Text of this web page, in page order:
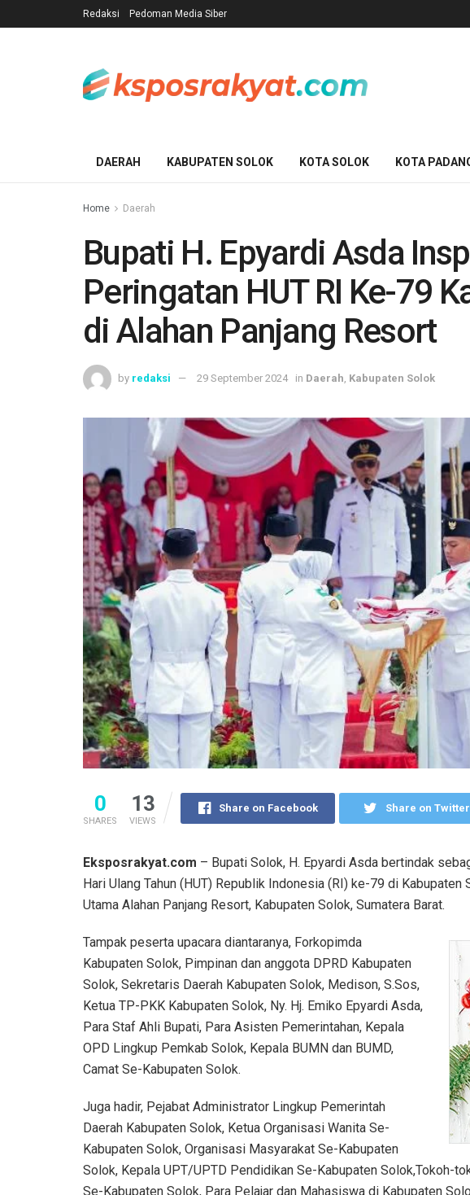
Redaksi Pedoman Media Siber
DAERAH KABUPATEN SOLOK KOTA SOLOK KOTA
Home Daerah
Bupati H. Epyardi Asda
Peringatan HUT RI Ke-79
di Alahan Panjang Resort
by redaksi 29 September 2024 in Daerah Kabupaten Solok
0
SHARES
13
VIEWS
Share on Facebook Share on Twitter
Eksposrakyat.com – Bupati Solok, H. Epyardi Asda bertindak
Hari Ulang Tahun (HUT) Republik Indonesia (RI) ke-79 di
Utama Alahan Panjang Resort, Kabupaten Solok, Sumatera Barat.
Tampak peserta upacara diantaranya, Forkopimda
Kabupaten Solok, Pimpinan dan anggota DPRD Kabupaten
Solok, Sekretaris Daerah Kabupaten Solok, Medison, S.Sos,
Ketua TP-PKK Kabupaten Solok, Ny. Hj. Emiko Epyardi Asda,
Para Staf Ahli Bupati, Para Asisten Pemerintahan, Kepala
OPD Lingkup Pemkab Solok, Kepala BUMN dan BUMD,
Camat Se-Kabupaten Solok.
Juga hadir, Pejabat Administrator Lingkup Pemerintah
Daerah Kabupaten Solok, Ketua Organisasi Wanita Se-
Kabupaten Solok, Organisasi Masyarakat Se-Kabupaten
Solok, Kepala UPT/UPTD Pendidikan Se-Kabupaten Solok,Tokoh-
Se-Kabupaten Solok, Para Pelajar dan Mahasiswa di Kabupaten